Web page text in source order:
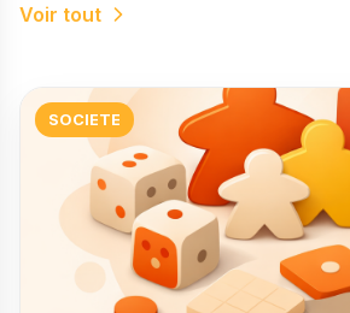
Voir tout
SOCIETE